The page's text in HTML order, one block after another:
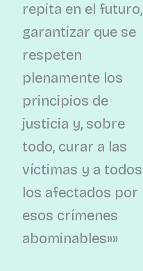
repita en el futuro,
garantizar que se
respeten
plenamente los
principios de
justicia y, sobre
todo, curar a las
víctimas y a todos
los afectados por
esos crímenes
abominables»»